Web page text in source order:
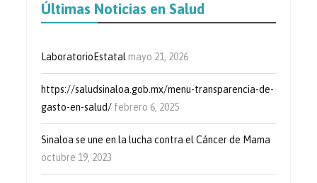
Últimas Noticias en Salud
LaboratorioEstatal mayo 21, 2026
https://saludsinaloa.gob.mx/menu-transparencia-de-
gasto-en-salud/ febrero 6, 2025
Sinaloa se une en la lucha contra el Cáncer de Mama
octubre 19, 2023